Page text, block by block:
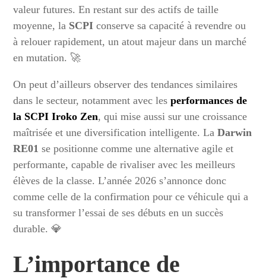
valeur futures. En restant sur des actifs de taille
moyenne, la SCPI conserve sa capacité à revendre ou
à relouer rapidement, un atout majeur dans un marché
en mutation. 🚀
On peut d’ailleurs observer des tendances similaires
dans le secteur, notamment avec lesperformances de
la SCPI Iroko Zen, qui mise aussi sur une croissance
maîtrisée et une diversification intelligente. LaDarwin
RE01 se positionne comme une alternative agile et
performante, capable de rivaliser avec les meilleurs
élèves de la classe. L’année 2026 s’annonce donc
comme celle de la confirmation pour ce véhicule qui a
su transformer l’essai de ses débuts en un succès
durable. 💎
L’importance de